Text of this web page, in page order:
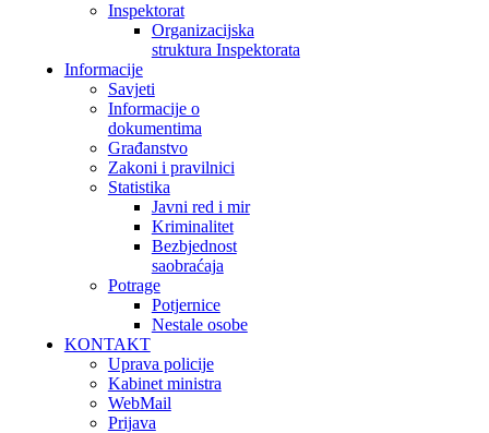
Inspektorat
Organizacijska
struktura Inspektorata
Informacije
Savjeti
Informacije o
dokumentima
Građanstvo
Zakoni i pravilnici
Statistika
Javni red i mir
Kriminalitet
Bezbjednost
saobraćaja
Potrage
Potjernice
Nestale osobe
KONTAKT
Uprava policije
Kabinet ministra
WebMail
Prijava